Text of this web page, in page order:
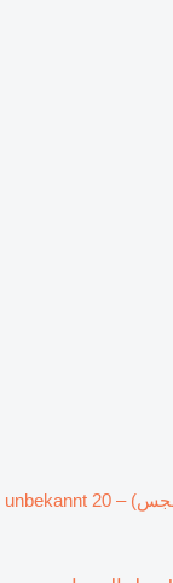
أداة الاستشعار (مجس) unbekannt 20 –